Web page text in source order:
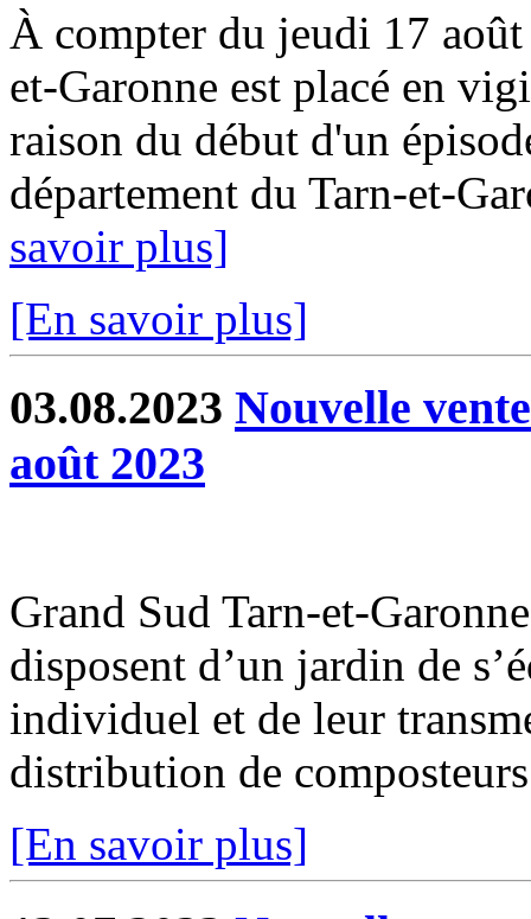
À compter du jeudi 17
et-Garonne est placé en
raison du début d'un
département du Tarn-et-
savoir plus]
[En savoir plus]
03.08.2023 Nouvelle
août 2023
Grand Sud Tarn-et-
disposent d’un jardin de
individuel et de leur
distribution de
[En savoir plus]